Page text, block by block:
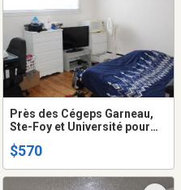
Près des Cégeps Garneau,
Ste-Foy et Université pour
immeuble non fumeur, aucun
appartement au 1/2 ss
$570